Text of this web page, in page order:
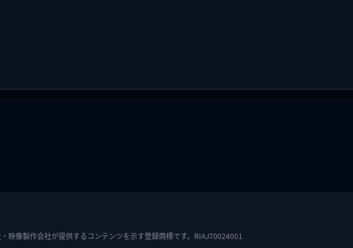
映像製作会社が提供するコンテンツを示す登録商標です。RIAJ70024001